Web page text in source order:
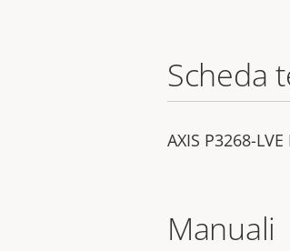
Scheda
AXIS P3268-
Manuali